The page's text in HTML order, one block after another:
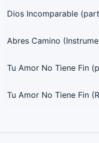
Dios Incomparable
Abres Camino
Tu Amor No Tiene Fin
Tu Amor No Tiene Fin